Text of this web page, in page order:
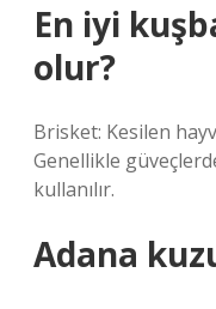
En iyi
olur?
Brisket: Kesilen
Genellikle
kullanılır.
Adana